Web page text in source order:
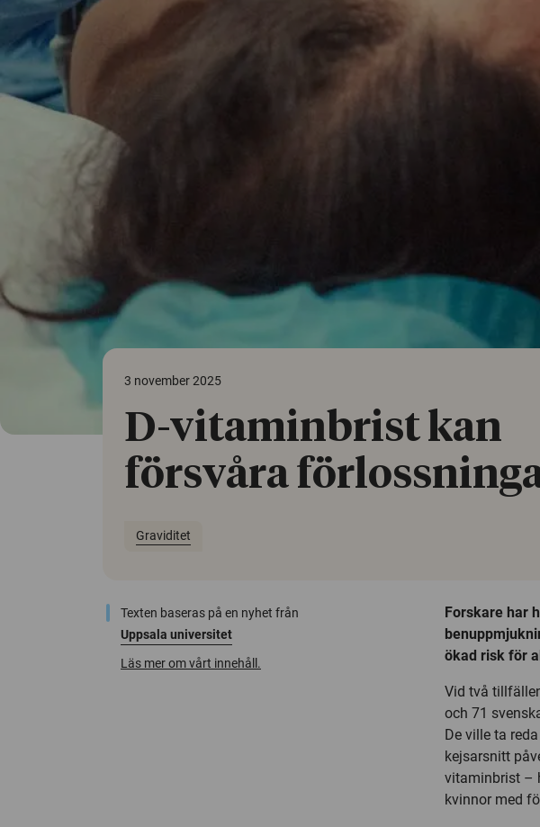
3 november 2025
D-vitaminbrist kan
försvåra
Graviditet
Texten baseras på en nyhet från
Uppsala universitet
Läs mer om vårt innehåll.
Forskare har
ökad risk för
Vid två
och 71
De ville ta
kejsarsnitt
vitaminbrist –
kvinnor med